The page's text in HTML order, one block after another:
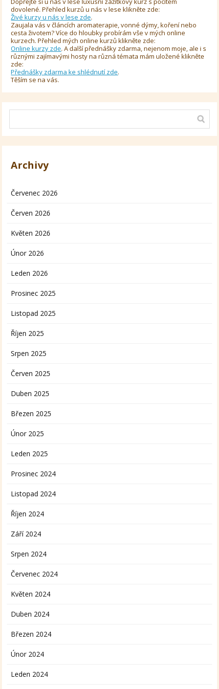
dovolené. Přehled kurzů u nás v lese klikněte zde:
Živé kurzy u nás v lese zde.
Zaujala vás v článcích aromaterapie, vonné dýmy, koření nebo
cesta životem? Více do hloubky probírám vše v mých online
kurzech. Přehled mých online kurzů klikněte zde:
Online kurzy zde. A další přednášky zdarma, nejenom moje, ale i s
různými zajímavými hosty na různá témata mám uložené klikněte
zde:
Přednášky zdarma ke shlédnutí zde.
Těším se na vás.
Archivy
Červenec 2026
Červen 2026
Květen 2026
Únor 2026
Leden 2026
Prosinec 2025
Listopad 2025
Říjen 2025
Srpen 2025
Červen 2025
Duben 2025
Březen 2025
Únor 2025
Leden 2025
Prosinec 2024
Listopad 2024
Říjen 2024
Září 2024
Srpen 2024
Červenec 2024
Květen 2024
Duben 2024
Březen 2024
Únor 2024
Leden 2024